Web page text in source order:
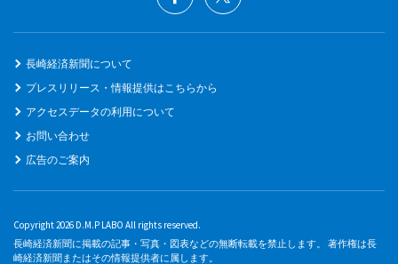
長崎経済新聞について
プレスリリース・情報提供はこちらから
アクセスデータの利用について
お問い合わせ
広告のご案内
Copyright 2026 D.M.P LABO All rights reserved.
長崎経済新聞に掲載の記事・写真・図表などの無断転載を禁止します。 著作権は長
崎経済新聞またはその情報提供者に属します。